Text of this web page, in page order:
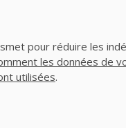
pour réduire les
les données de
utilisées.